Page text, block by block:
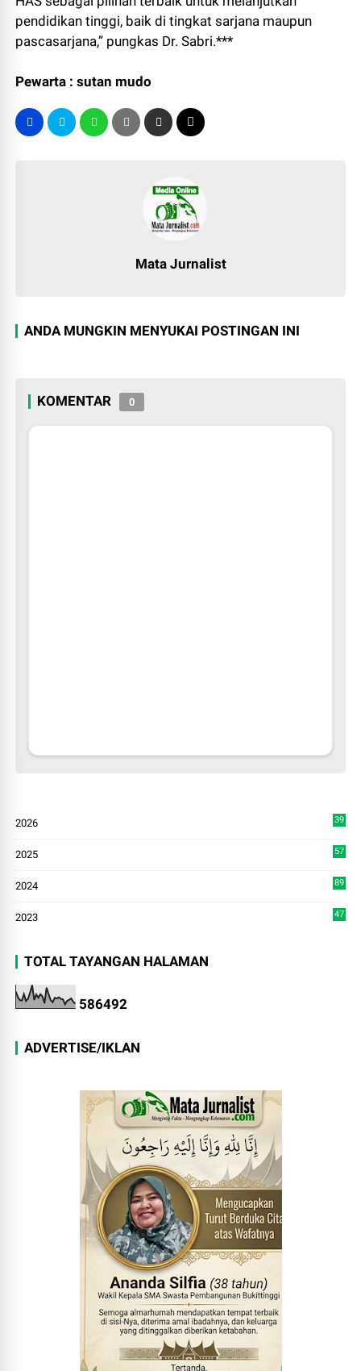
pendidikan tinggi, baik di tingkat sarjana maupun
pascasarjana,” pungkas Dr. Sabri.***
Pewarta : sutan mudo
Mata Jurnalist
ANDA MUNGKIN MENYUKAI POSTINGAN INI
KOMENTAR 0
2026
39
2025
57
2024
89
2023 47
TOTAL TAYANGAN HALAMAN
586492
ADVERTISE/IKLAN